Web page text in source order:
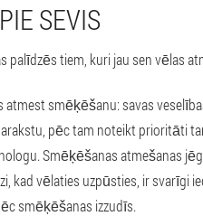
SEVIS
palīdzēs tiem, kuri jau sen vēlas
smēķēšanu: savas
pēc tam noteikt prioritāti
Smēķēšanas atmešanas
kad vēlaties uzpūsties, ir svarīgi
smēķēšanas izzudīs.